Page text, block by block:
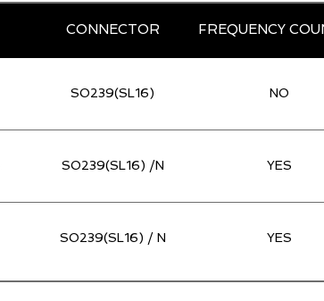
CONNECTOR FREQUENCY
SO239(SL16) NO
SO239(SL16) /N YES
SO239(SL16) / N YES